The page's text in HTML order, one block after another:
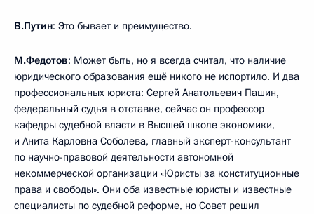
В.Путин: Это бывает и преимущество.
М.Федотов: Может быть, но я всегда считал, что наличие
юридического образования ещё никого не испортило. И два
профессиональных юриста: Сергей Анатольевич Пашин,
федеральный судья в отставке, сейчас он профессор
кафедры судебной власти в Высшей школе экономики,
и Анита Карловна Соболева, главный эксперт-консультант
по научно-правовой деятельности автономной
некоммерческой организации «Юристы за конституционные
права и свободы». Они оба известные юристы и известные
специалисты по судебной реформе, но Совет решил